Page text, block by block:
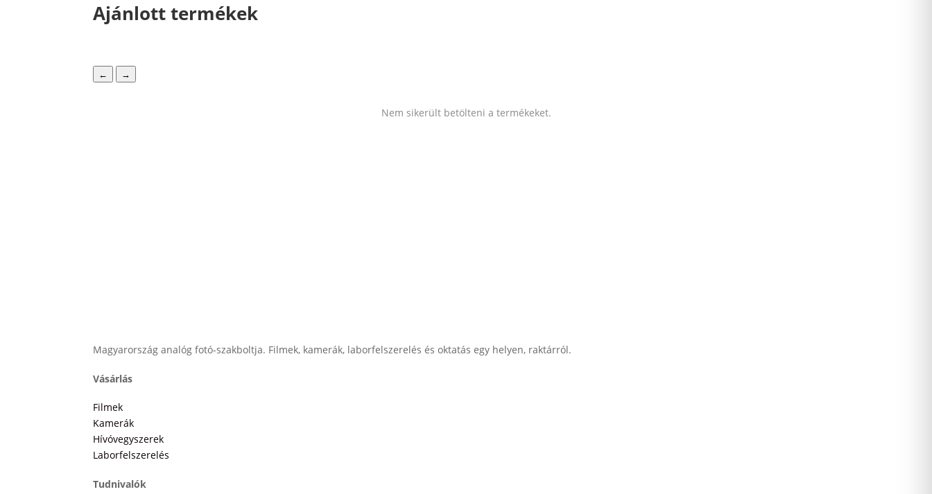
Ajánlott termékek
← →
Nem sikerült betölteni a termékeket.
Magyarország analóg fotó-szakboltja. Filmek, kamerák, laborfelszerelés és oktatás egy helyen, raktárról.
Vásárlás
Filmek
Kamerák
Hívóvegyszerek
Laborfelszerelés
Tudnivalók